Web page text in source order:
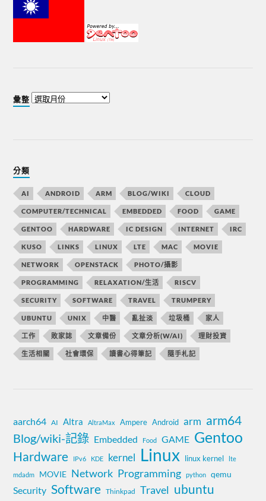
彙整
分類
AI ANDROID ARM BLOG/WIKI CLOUD
COMPUTER/TECHNICAL EMBEDDED FOOD GAME
GENTOO HARDWARE IC DESIGN INTERNET IRC
KUSO LINKS LINUX LTE MAC MOVIE
NETWORK OPENSTACK PHOTO/攝影
PROGRAMMING RELAXATION/生活 RISCV
SECURITY SOFTWARE TRAVEL TRUMPERY
UBUNTU UNIX 中醫 亂扯淡 垃圾桶 家人
工作 敗家誌 文章備份 文章分析(W/AI) 理財投資
生活相關 社會環保 讀書心得筆記 隨手札記
aarch64 AI Altra AltraMax Ampere Android arm arm64
Blog/wiki-記錄 Embedded Food GAME Gentoo
Hardware IPv6 KDE kernel Linux linux kernel lte
mdadm MOVIE Network Programming python qemu
Security Software Thinkpad Travel ubuntu